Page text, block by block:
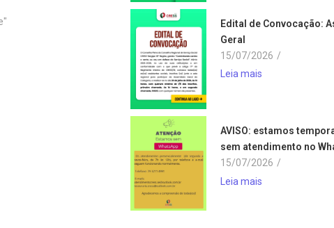
Edital de Convocação:
Geral
15/07/2026 /
Leia mais
AVISO: estamos
sem atendimento no
15/07/2026 /
Leia mais